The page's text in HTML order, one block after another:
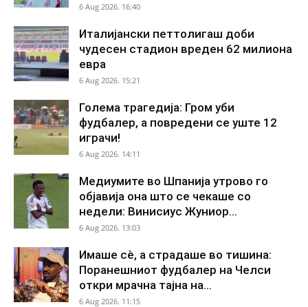
6 Aug 2026. 16:40
Италијански петтолигаш доби
чудесен стадион вреден 62 милиона
евра
6 Aug 2026. 15:21
Голема трагедија: Гром уби
фудбалер, а повредени се уште 12
играчи!
6 Aug 2026. 14:11
Медиумите во Шпанија утрово го
објавија она што се чекаше со
недели: Винисиус Жуниор...
6 Aug 2026. 13:03
Имаше сè, а страдаше во тишина:
Поранешниот фудбалер на Челси
откри мрачна тајна на...
6 Aug 2026. 11:15